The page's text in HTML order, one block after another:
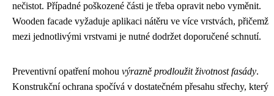
nečistot. Případné poškozené části je třeba opravit nebo vyměnit.
Wooden facade vyžaduje aplikaci nátěru ve více vrstvách, přičemž
mezi jednotlivými vrstvami je nutné dodržet doporučené schnutí.
Preventivní opatření mohou výrazně prodloužit životnost fasády.
Konstrukční ochrana spočívá v dostatečném přesahu střechy, který